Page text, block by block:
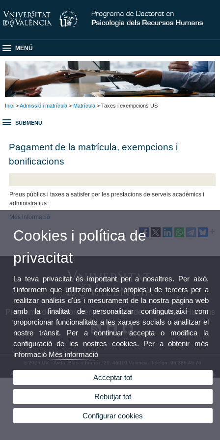
MENÚ
Inici >Admissió i matrícula > Matrícula > Taxes i exempcions US
SUBMENU
Pagament de la matrícula, exempcions i
bonificacions
Preus públics i taxes a satisfer per les prestacions de serveis acadèmics i
administratius:
M és informació
Programa de Doctorat en Psicologia dels Recursos Humans
© 2026 UV. - Avda. Blasco Ibáñez, 21. 46010 València. Telèfon: 96 386 45 76
Avís legal Política privacitat Bústia de contacte
Cookies i política de
privacitat
La teva privacitat és important per a nosaltres. Per això,
t'informem que utilitzem cookies pròpies i de tercers per a
realitzar anàlisis d'ús i mesurament de la nostra pàgina web
amb la finalitat de personalitzar continguts,així com
proporcionar funcionalitats a les xarxes socials o analitzar el
nostre trànsit. Per a continuar accepta o modifica la
configuració de les nostres cookies. Per a obtenir més
informació Més informació
Acceptar tot
Rebutjar tot
Configurar cookies